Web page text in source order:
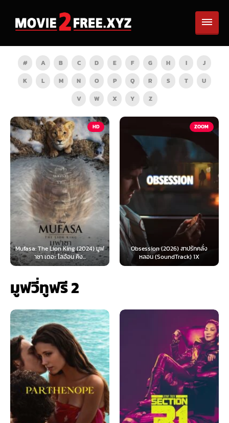
# A B C D E F G H I
J
K
L M N O P Q R S T
U
V
W X Y Z
ZOOM
Obsession (2026) สาปรักคลั่ง
หลอน (SoundTrack) 1X
HD
Survive (2024) ต้องรอด (พากย์
ไทย)
มูฟวี่ทูฟรี 2